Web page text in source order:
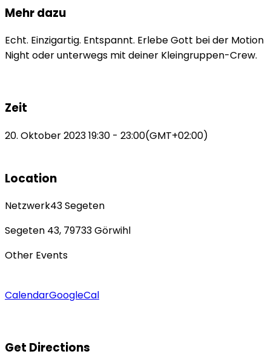
Mehr dazu
Echt. Einzigartig. Entspannt. Erlebe Gott bei der Motion
Night oder unterwegs mit deiner Kleingruppen-Crew.
Zeit
20. Oktober 202319:30 - 23:00(GMT+02:00)
Location
Netzwerk43 Segeten
Segeten 43, 79733 Görwihl
Other Events
CalendarGoogleCal
Get Directions